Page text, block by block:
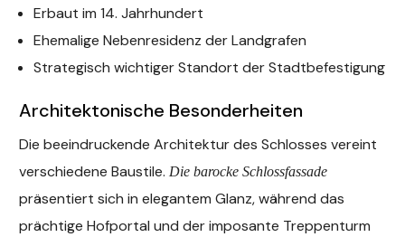
Erbaut im 14. Jahrhundert
Ehemalige Nebenresidenz der Landgrafen
Strategisch wichtiger Standort der Stadtbefestigung
Architektonische Besonderheiten
Die beeindruckende Architektur des Schlosses vereint
verschiedene Baustile.Die barocke Schlossfassade
präsentiert sich in elegantem Glanz, während das
prächtige Hofportal und der imposante Treppenturm